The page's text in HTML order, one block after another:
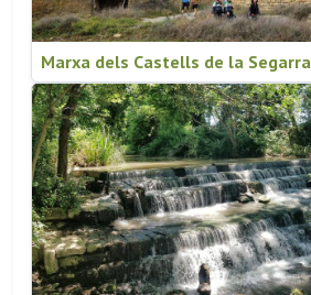
Marxa dels Castells de la Segarra